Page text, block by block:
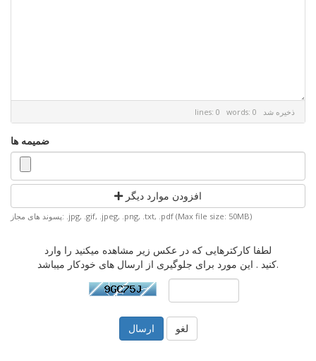
lines: 0 words: 0 ذخیره شد
ضمیمه ها
افزودن موارد دیگر
پسوند های مجاز: .jpg, .gif, .jpeg, .png, .txt, .pdf (Max file size: 50MB)
لطفا کارکترهایی که در عکس زیر مشاهده میکنید را وارد
کنید . این مورد برای جلوگیری از ارسال های خودکار میباشد.
لغو